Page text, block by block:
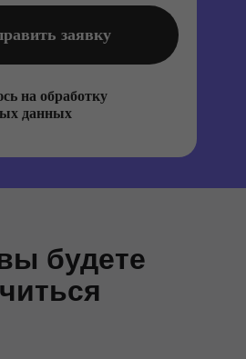
заявку
на обработку
данных
будете